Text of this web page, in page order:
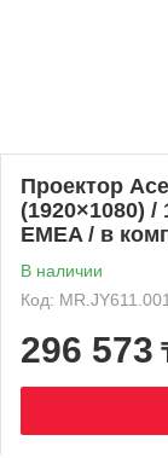
Проектор
(1920×1080) /
EMEA / в
В наличии
Код: MR.JY611.001
296 573